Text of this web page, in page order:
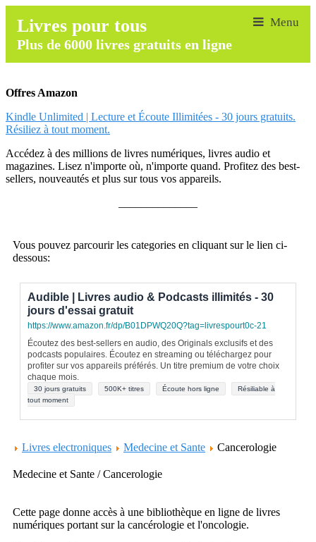
Livres pour tous
Plus de 6000 livres gratuits en ligne
Offres Amazon
Kindle Unlimited | Lecture et Écoute Illimitées - 30 jours gratuits.
Résiliez à tout moment.
Accédez à des millions de livres numériques, livres audio et
magazines. Lisez n'importe où, n'importe quand. Profitez des best-
sellers, nouveautés et plus sur tous vos appareils.
Vous pouvez parcourir les categories en cliquant sur le lien ci-
dessous:
Audible | Livres audio & Podcasts illimités - 30
jours d'essai gratuit
https://www.amazon.fr/dp/B01DPWQ20Q?tag=livrespourt0c-21
Écoutez des best-sellers en audio, des Originals exclusifs et des
podcasts populaires. Écoutez en streaming ou téléchargez pour
profiter sur vos appareils préférés. Un titre premium de votre choix
chaque mois.
30 jours gratuits 500K+ titres Écoute hors ligne
Résiliable à
tout moment
Livres electroniques Medecine et Sante Cancerologie
Medecine et Sante / Cancerologie
Cette page donne accès à une bibliothèque en ligne de livres
numériques portant sur la cancérologie et l'oncologie.